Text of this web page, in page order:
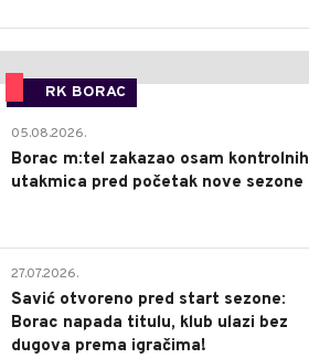
RK BORAC
05.08.2026.
Borac m:tel zakazao osam kontrolnih
utakmica pred početak nove sezone
27.07.2026.
Savić otvoreno pred start sezone:
Borac napada titulu, klub ulazi bez
dugova prema igračima!